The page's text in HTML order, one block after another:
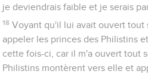
je deviendrais faible et je serais
18 Voyant qu'il lui avait ouvert
appeler les princes des Philistins
cette fois-ci, car il m'a ouvert tout
Philistins montèrent vers elle et